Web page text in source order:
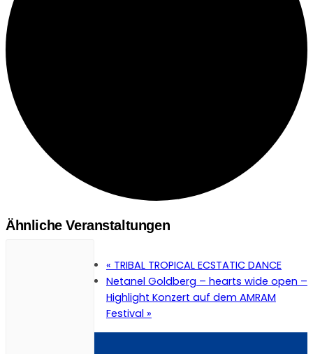
Ähnliche Veranstaltungen
« TRIBAL TROPICAL ECSTATIC DANCE
Netanel Goldberg – hearts wide open –
Highlight Konzert auf dem AMRAM
Festival »